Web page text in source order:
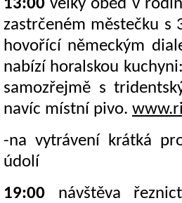
13:00 velký oběd v
zastrčeném městečku s
hovořící německým
nabízí horalskou
samozřejmě s
navíc místní pivo.
-na vytrávení krátká
údolí
19:00 návštěva